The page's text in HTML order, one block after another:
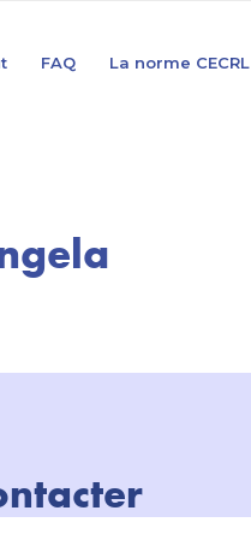
FAQ La norme CECRL